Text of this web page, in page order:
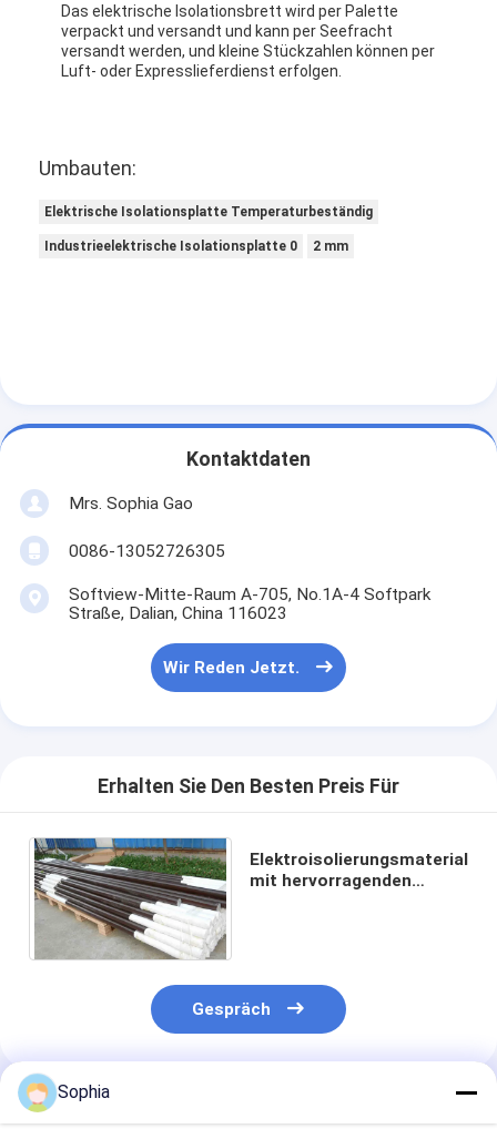
Das elektrische Isolationsbrett wird per Palette
verpackt und versandt und kann per Seefracht
versandt werden, und kleine Stückzahlen können per
Luft- oder Expresslieferdienst erfolgen.
Umbauten:
Elektrische Isolationsplatte Temperaturbeständig
Industrieelektrische Isolationsplatte 0 2 mm
Kontaktdaten
Mrs. Sophia Gao
0086-13052726305
Softview-Mitte-Raum A-705, No.1A-4 Softpark
Straße, Dalian, China 116023
Wir Reden Jetzt.
Erhalten Sie Den Besten Preis Für
Elektroisolierungsmaterial
mit hervorragenden
Gespräch
Empfohlene Produkte
Sophia